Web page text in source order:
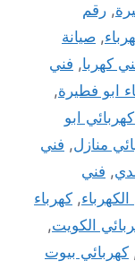
, رقم
, صيانة
كهربا, فني
ابو فطيرة,
ابو
منازل, فني
, فني
, كهرباء
الكويت,
كهربائي بيوت